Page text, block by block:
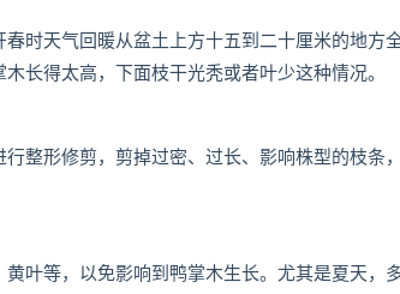
时天气回暖从盆土上方十五到二十厘米的地方
长得太高，下面枝干光秃或者叶少这种情况。
整形修剪，剪掉过密、过长、影响株型的枝条
叶等，以免影响到鸭掌木生长。尤其是夏天，